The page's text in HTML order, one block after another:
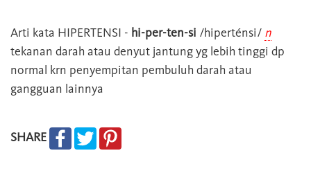
Arti kata HIPERTENSI - hi-per-ten-si /hiperténsi/ n
tekanan darah atau denyut jantung yg lebih tinggi dp
normal krn penyempitan pembuluh darah atau
gangguan lainnya
SHARE